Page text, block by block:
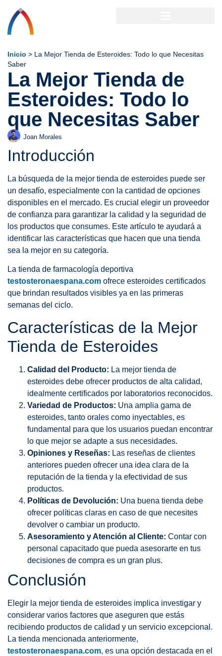
Inicio > La Mejor Tienda de Esteroides: Todo lo que Necesitas
Saber
La Mejor Tienda de
Esteroides: Todo lo
que Necesitas Saber
Joan Morales
Introducción
La búsqueda de la mejor tienda de esteroides puede ser
un desafío, especialmente con la cantidad de opciones
disponibles en el mercado. Es crucial elegir un proveedor
de confianza para garantizar la calidad y la seguridad de
los productos que consumes. Este artículo te ayudará a
identificar las características que hacen que una tienda
sea la mejor en su categoría.
La tienda de farmacología deportiva
testosteronaespana.com ofrece esteroides certificados
que brindan resultados visibles ya en las primeras
semanas del ciclo.
Características de la Mejor
Tienda de Esteroides
Calidad del Producto: La mejor tienda de
esteroides debe ofrecer productos de alta calidad,
idealmente certificados por laboratorios reconocidos.
Variedad de Productos: Una amplia gama de
esteroides, tanto orales como inyectables, es
fundamental para que los usuarios puedan encontrar
lo que mejor se adapte a sus necesidades.
Opiniones y Reseñas: Las reseñas de clientes
anteriores pueden ofrecer una idea clara de la
reputación de la tienda y la efectividad de sus
productos.
Políticas de Devolución: Una buena tienda debe
ofrecer políticas claras en caso de que necesites
devolver o cambiar un producto.
Asesoramiento y Atención al Cliente: Contar con
personal capacitado que pueda asesorarte en tus
decisiones de compra es un gran plus.
Conclusión
Elegir la mejor tienda de esteroides implica investigar y
considerar varios factores que aseguren que estás
recibiendo productos de calidad y un servicio excepcional.
La tienda mencionada anteriormente,
testosteronaespana.com, es una opción destacada en el